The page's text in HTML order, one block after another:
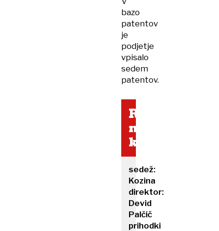
bazo
patentov
je
podjetje
vpisalo
sedem
patentov.
Robotina
na
kratko
sedež:
Kozina
direktor:
Devid
Palčič
prihodki